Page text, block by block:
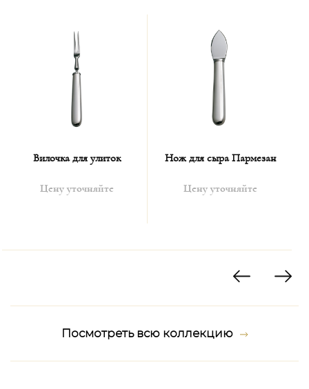
С помощью палочек можно придерживать суши, роллы
или китайскую лапшу. Ими можно смешивать соусы,
разделять куски и даже резать мягкие продукты на
тарелке. Их подают
к блюдам китайской, японской,
корейской и вьетнамской кухни, при этом обычные столовые
приборы не убираются.
Вилочка для улиток
Цену уточняйте
Нож для сыра Пармезан
Цену уточняйте
Посмотреть всю коллекцию